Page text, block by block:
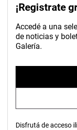
¡Registrate
Accedé a una
de noticias y
Galería.
Disfrutá de acceso